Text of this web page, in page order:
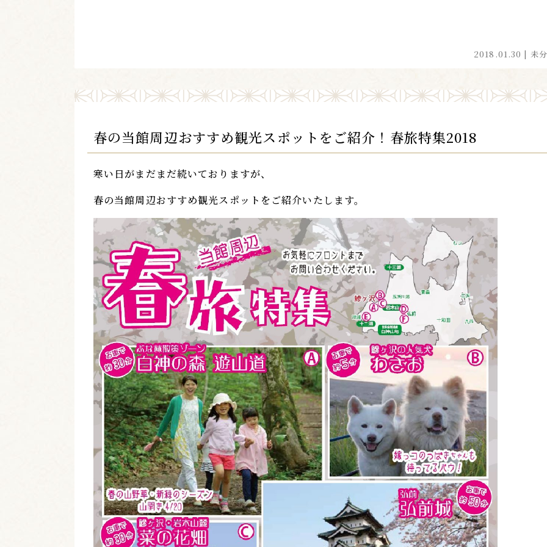
2018.01.30 | 未
春の当館周辺おすすめ観光スポットをご紹介！春旅特集2018
寒い日がまだまだ続いておりますが、
春の当館周辺おすすめ観光スポットをご紹介いたします。